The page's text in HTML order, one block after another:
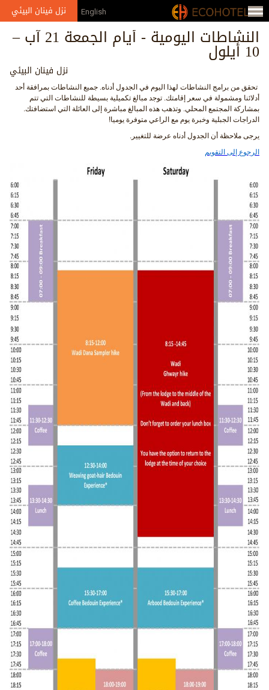
Jump to navigation
English نزل فينان البيئي
النشاطات اليومية - أيام الجمعة 21 آب –
10 أيلول
نزل فينان البيئي
تحقق من برامج النشاطات لهذا اليوم في الجدول أدناه. جميع النشاطات بمرافقة أحد
أدلائنا ومشمولة في سعر إقامتك. توجد مبالغ تكميلية بسيطة للنشاطات التي تتم
بمشاركة المجتمع المحلي. وتذهب هذه المبالغ مباشرة إلى العائلة التي استضافتك.
الدراجات الجبلية وخبرة يوم مع الراعي متوفرة يوميا!
يرجى ملاحظة أن الجدول أدناه عرضة للتغيير.
الرجوع إلى التقويم